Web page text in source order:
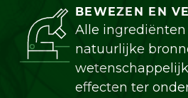
BEWEZEN EN
Alle
natuurlijke
effecten ter